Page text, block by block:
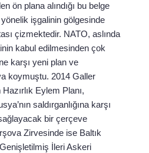
ön plana alındığı bu belge
yönelik işgalinin gölgesinde
çizmektedir. NATO, aslında
kabul edilmesinden çok
karşı yeni plan ve
koymuştu. 2014 Galler
Eylem Planı,
saldırganlığına karşı
bir çerçeve
Zirvesinde ise Baltık
İleri Askeri